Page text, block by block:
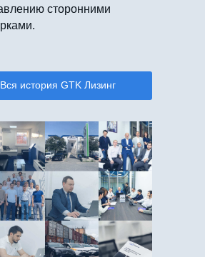
сторонними
Вся история GTK Лизинг